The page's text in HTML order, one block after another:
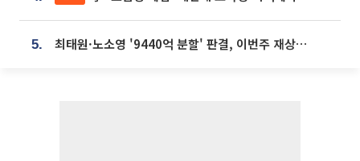
5. 최태원·노소영 '9440억 분할' 판결, 이번주 재상고 여부 주목